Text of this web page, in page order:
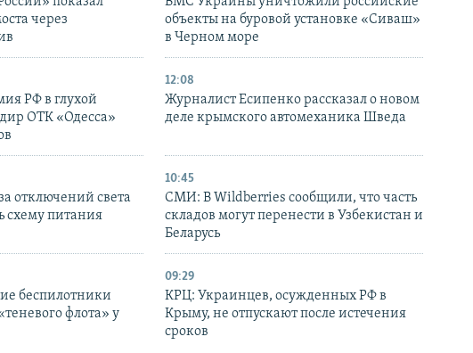
через
объекты на буровой установке «Сиваш»
в Черном море
РФ в глухой
ОТК «Одесса»
12:08
Журналист Есипенко рассказал о новом
деле крымского автомеханика Шведа
отключений света
схему питания
10:45
СМИ: В Wildberries сообщили, что часть
складов могут перенести в Узбекистан и
Беларусь
беспилотники
флота» у
09:29
КРЦ: Украинцев, осужденных РФ в
Крыму, не отпускают после истечения
сроков